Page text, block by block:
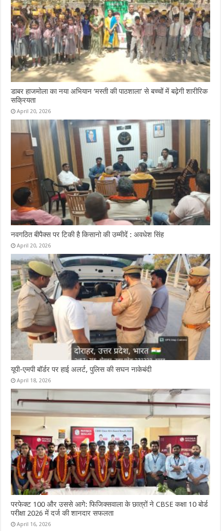
डाबर हाजमोला का नया अभियान ‘मस्ती की पाठशाला’ से बच्चों में बढ़ेगी शारीरिक
सक्रियता
April 20, 2026
नवगठित बीपैक्स पर टिकी है किसानो की उम्मीदें : अवधेश सिंह
April 20, 2026
यूपी-एमपी बॉर्डर पर हाई अलर्ट, पुलिस की सघन नाकेबंदी
April 18, 2026
परफेक्ट 100 और उससे आगे: फिजिक्सवाला के छात्रों ने CBSE कक्षा 10 बोर्ड
परीक्षा 2026 में दर्ज की शानदार सफलता
April 16, 2026